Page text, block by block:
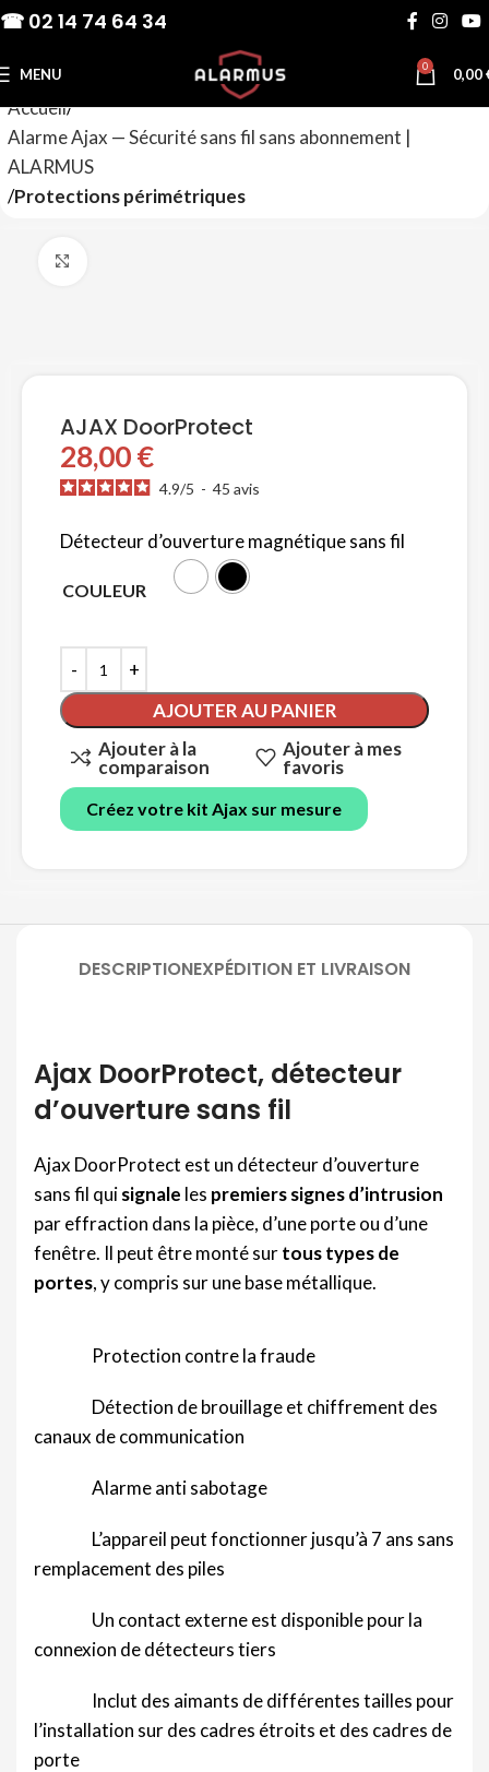
☎ 02 14 74 64 34
MENU 0 0,00
Accueil
Alarme Ajax — Sécurité sans fil sans abonnement |
ALARMUS
Protections périmétriques
AJAX DoorProtect
28,00€
4.9/5 - 45 avis
Détecteur d’ouverture magnétique sans fil
COULEUR
AJOUTER AU PANIER
Ajouter à la
comparaison
Ajouter à mes
favoris
Créez votre kit Ajax sur mesure
DESCRIPTIONEXPÉDITION ET LIVRAISON
Ajax DoorProtect, détecteur
d’ouverture sans fil
Ajax DoorProtect est un détecteur d’ouverture
sans fil quisignale les premiers signes d’intrusion
par effraction dans la pièce, d’une porte ou d’une
fenêtre. Il peut être monté surtous types de
portes, y compris sur une base métallique.
Protection contre la fraude
Détection de brouillage et chiffrement des
canaux de communication
Alarme anti sabotage
L’appareil peut fonctionner jusqu’à 7 ans sans
remplacement des piles
Un contact externe est disponible pour la
connexion de détecteurs tiers
Inclut des aimants de différentes tailles pour
l’installation sur des cadres étroits et des cadres de
porte